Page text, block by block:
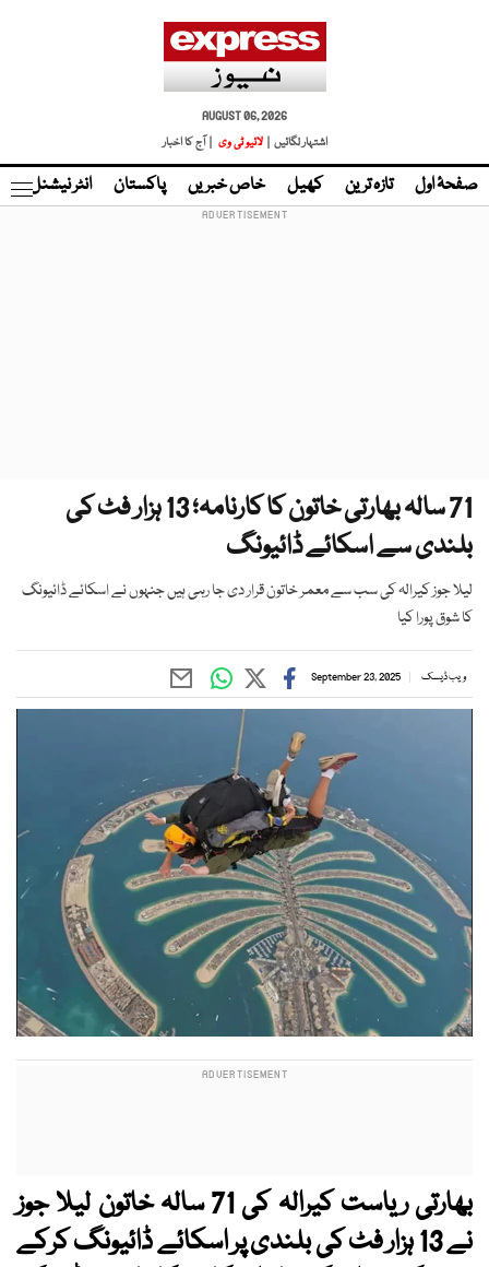
AUGUST 06, 2026
اشتہار لگائیں |
لائیو ٹی وی | آج کا اخبار
صفحۂ اول تازہ ترین کھیل خاص خبریں پاکستان انٹر نیشنل
71 سالہ بھارتی خاتون کا کارنامہ؛ 13 ہزار فٹ کی
بلندی سے اسکائے ڈائیونگ
لیلا جوز کیرالہ کی سب سے معمر خاتون قرار دی جا رہی ہیں جنہوں نے اسکائے ڈائیونگ
کا شوق پورا کیا
ویب ڈیسک September 23, 2025
بھارتی ریاست کیرالہ کی 71 سالہ خاتون لیلا جوز
نے 13 ہزار فٹ کی بلندی پر اسکائے ڈائیونگ کرکے